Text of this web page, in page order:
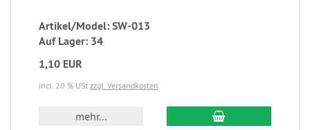
Artikel/Model: SW-013
Auf Lager: 34
1,10 EUR
incl. 20 % USt zzgl. Versandkosten
mehr...